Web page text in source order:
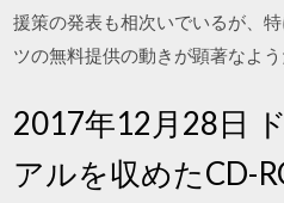
援策の発表も相次いでいるが、
ツの無料提供の動きが顕著なよ
2017年12月28日
アルを収めたCD-